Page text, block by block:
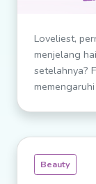
Loveliest,
menjelang
setelahnya?
Beauty